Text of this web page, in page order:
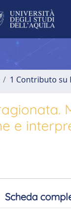
1 Contributo su
e
Scheda